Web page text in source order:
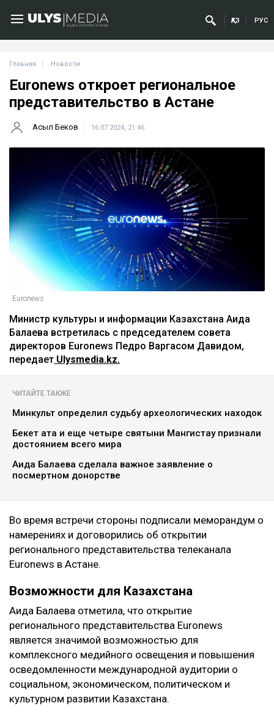
ҚАЗ РУС
Главная Новости
Euronews откроет региональное
представительство в Астане
Асыл Беков 16.07.2024, 21:46
Euronews
Министр культуры и информации Казахстана Аида
Балаева встретилась с председателем совета
директоров Euronews Педро Варгасом Давидом,
передает Ulysmedia.kz.
ЧИТАЙТЕ ТАКЖЕ
Минкульт определил судьбу археологических находок
Бекет ата и еще четыре святыни Мангистау признали
достоянием всего мира
Аида Балаева сделала важное заявление о
посмертном донорстве
Во время встречи стороны подписали меморандум о
намерениях и договорились об открытии
регионального представительства телеканала
Euronews в Астане.
Возможности для Казахстана
Аида Балаева отметила, что открытие
регионального представительства Euronews
является значимой возможностью для
комплексного медийного освещения и повышения
осведомленности международной аудитории о
социальном, экономическом, политическом и
культурном развитии Казахстана.